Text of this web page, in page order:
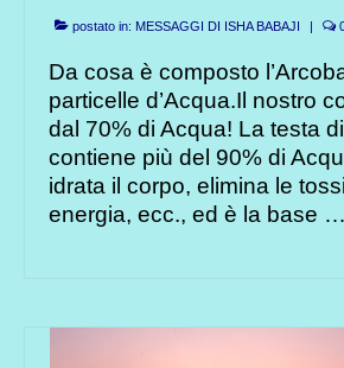
postato in: MESSAGGI DI ISHA BABAJI |
Da cosa è composto
particelle d’Acqua.Il nostro
dal 70% di Acqua! La testa
contiene più del 90% di
idrata il corpo, elimina le
energia, ecc., ed è la base …